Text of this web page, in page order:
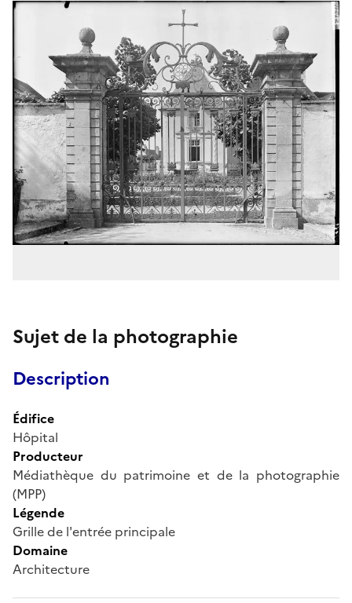
Sujet de la photographie
Description
Édifice
Hôpital
Producteur
Médiathèque du patrimoine et de la photographie
(MPP)
Légende
Grille de l'entrée principale
Domaine
Architecture